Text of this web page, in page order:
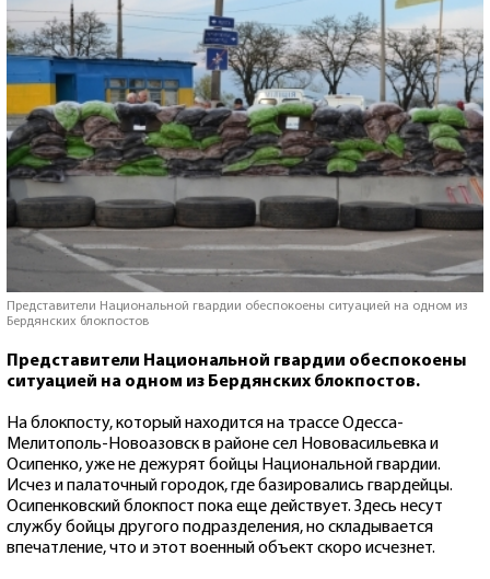
Представители Национальной гвардии обеспокоены ситуацией на одном из
Бердянских блокпостов
Представители Национальной гвардии обеспокоены
ситуацией на одном из Бердянских блокпостов.
На блокпосту, который находится на трассе Одесса-
Мелитополь-Новоазовск в районе сел Нововасильевка и
Осипенко, уже не дежурят бойцы Национальной гвардии.
Исчез и палаточный городок, где базировались гвардейцы.
Осипенковский блокпост пока еще действует. Здесь несут
службу бойцы другого подразделения, но складывается
впечатление, что и этот военный объект скоро исчезнет.